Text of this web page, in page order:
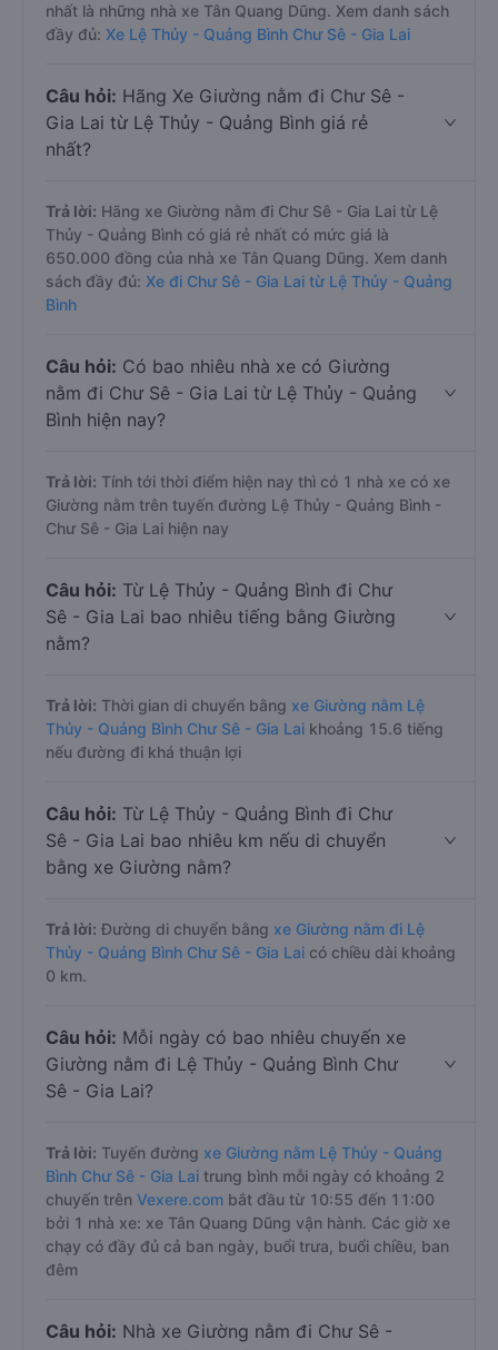
nhất là những nhà xe Tân Quang Dũng. Xem danh sách
đầy đủ: Xe Lệ Thủy - Quảng Bình Chư Sê - Gia Lai
Câu hỏi: Hãng Xe Giường nằm đi Chư Sê -
Gia Lai từ Lệ Thủy - Quảng Bình giá rẻ
nhất?
Trả lời: Hãng xe Giường nằm đi Chư Sê - Gia Lai từ Lệ
Thủy - Quảng Bình có giá rẻ nhất có mức giá là
650.000 đồng của nhà xe Tân Quang Dũng. Xem danh
sách đầy đủ: Xe đi Chư Sê - Gia Lai từ Lệ Thủy - Quảng
Bình
Câu hỏi: Có bao nhiêu nhà xe có Giường
nằm đi Chư Sê - Gia Lai từ Lệ Thủy - Quảng
Bình hiện nay?
Trả lời: Tính tới thời điểm hiện nay thì có 1 nhà xe có xe
Giường nằm trên tuyến đường Lệ Thủy - Quảng Bình -
Chư Sê - Gia Lai hiện nay
Câu hỏi: Từ Lệ Thủy - Quảng Bình đi Chư
Sê - Gia Lai bao nhiêu tiếng bằng Giường
nằm?
Trả lời: Thời gian di chuyển bằng xe Giường nằm Lệ
Thủy - Quảng Bình Chư Sê - Gia Lai khoảng 15.6 tiếng
nếu đường đi khá thuận lợi
Câu hỏi: Từ Lệ Thủy - Quảng Bình đi Chư
Sê - Gia Lai bao nhiêu km nếu di chuyển
bằng xe Giường nằm?
Trả lời: Đường di chuyển bằng xe Giường nằm đi Lệ
Thủy - Quảng Bình Chư Sê - Gia Lai có chiều dài khoảng
0 km.
Câu hỏi: Mỗi ngày có bao nhiêu chuyến xe
Giường nằm đi Lệ Thủy - Quảng Bình Chư
Sê - Gia Lai?
Trả lời: Tuyến đường xe Giường nằm Lệ Thủy - Quảng
Bình Chư Sê - Gia Lai trung bình mỗi ngày có khoảng 2
chuyến trên Vexere.com bắt đầu từ 10:55 đến 11:00
bởi 1 nhà xe: xe Tân Quang Dũng vận hành. Các giờ xe
chạy có đầy đủ cả ban ngày, buổi trưa, buổi chiều, ban
đêm
Câu hỏi: Nhà xe Giường nằm đi Chư Sê -